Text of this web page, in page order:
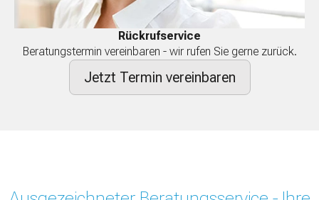
Rückrufservice
Beratungstermin vereinbaren - wir rufen Sie gerne zurück.
Jetzt Termin vereinbaren